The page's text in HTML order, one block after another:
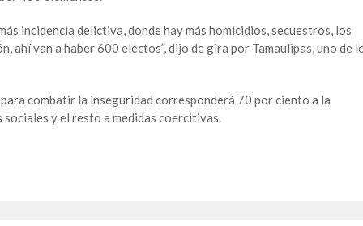
incidencia delictiva, donde hay más homicidios, secuestros, los
ahí van a haber 600 electos”, dijo de gira por Tamaulipas, uno de
combatir la inseguridad corresponderá 70 por ciento a la
y el resto a medidas coercitivas.